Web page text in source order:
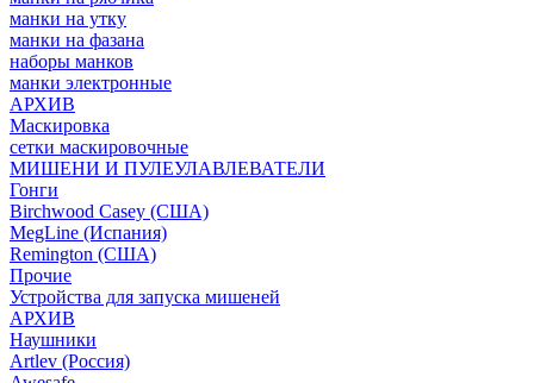
манки на утку
манки на фазана
наборы манков
манки электронные
АРХИВ
Маскировка
сетки маскировочные
МИШЕНИ И ПУЛЕУЛАВЛЕВАТЕЛИ
Гонги
Birchwood Casey (США)
MegLine (Испания)
Remington (США)
Прочие
Устройства для запуска мишеней
АРХИВ
Наушники
Artlev (Россия)